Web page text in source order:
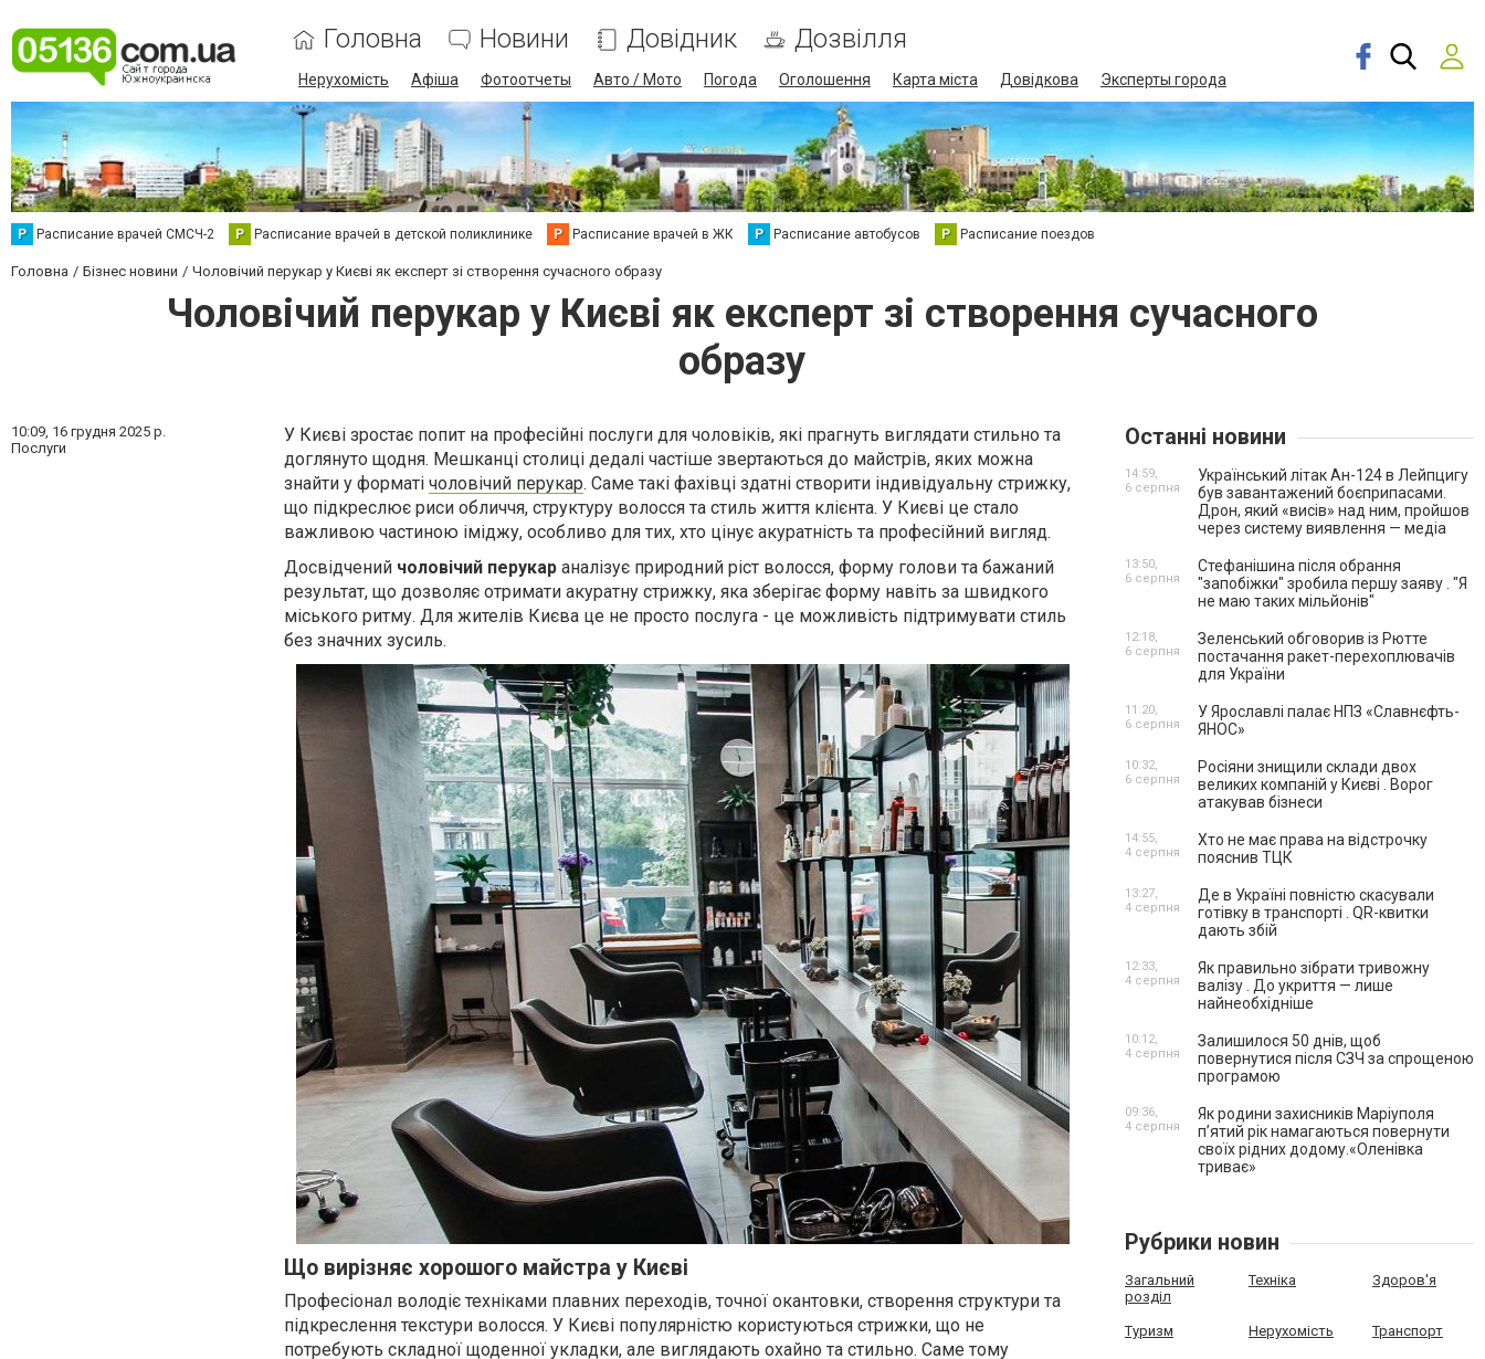
Головна Новини Довідник Дозвілля
Нерухомість Афіша Фотоотчеты Авто / Мото Погода Оголошення Карта міста Довідкова Эксперты города
Р Расписание врачей СМСЧ-2 Р Расписание врачей в детской поликлинике Р Расписание врачей в ЖК Р Расписание автобусов Р Расписание поездов
Головна Бізнес новини Чоловічий перукар у Києві як експерт зі створення сучасного образу
Чоловічий перукар у Києві як експерт зі створення сучасного
образу
10:09, 16 грудня 2025 р.
Послуги
У Києві зростає попит на професійні послуги для чоловіків, які прагнуть виглядати стильно та
доглянуто щодня. Мешканці столиці дедалі частіше звертаються до майстрів, яких можна
знайти у форматі чоловічий перукар. Саме такі фахівці здатні створити індивідуальну стрижку,
що підкреслює риси обличчя, структуру волосся та стиль життя клієнта. У Києві це стало
важливою частиною іміджу, особливо для тих, хто цінує акуратність та професійний вигляд.
Досвідчений чоловічий перукар аналізує природний ріст волосся, форму голови та бажаний
результат, що дозволяє отримати акуратну стрижку, яка зберігає форму навіть за швидкого
міського ритму. Для жителів Києва це не просто послуга - це можливість підтримувати стиль
без значних зусиль.
Що вирізняє хорошого майстра у Києві
Професіонал володіє техніками плавних переходів, точної окантовки, створення структури та
підкреслення текстури волосся. У Києві популярністю користуються стрижки, що не
потребують складної щоденної укладки, але виглядають охайно та стильно. Саме тому
Останні новини
Український літак Ан-124 в Лейпцигу
був завантажений боєприпасами.
Дрон, який «висів» над ним, пройшов
через систему виявлення — медіа
14:59,
6 серпня
Стефанішина після обрання
"запобіжки" зробила першу заяву . "Я
не маю таких мільйонів"
13:50,
6 серпня
Зеленський обговорив із Рютте
постачання ракет-перехоплювачів
для України
12:18,
6 серпня
У Ярославлі палає НПЗ «Славнєфть-
ЯНОС»
11:20,
6 серпня
Росіяни знищили склади двох
великих компаній у Києві . Ворог
атакував бізнеси
10:32,
6 серпня
Хто не має права на відстрочку
пояснив ТЦК
14:55,
4 серпня
Де в Україні повністю скасували
готівку в транспорті . QR-квитки
дають збій
13:27,
4 серпня
Як правильно зібрати тривожну
валізу . До укриття — лише
найнеобхідніше
12:33,
4 серпня
Залишилося 50 днів, щоб
повернутися після СЗЧ за спрощеною
програмою
10:12,
4 серпня
Як родини захисників Маріуполя
пʼятий рік намагаються повернути
своїх рідних додому.«Оленівка
триває»
09:36,
4 серпня
Рубрики новин
Загальний
розділ
Техніка Здоров'я
Туризм Нерухомість Транспорт